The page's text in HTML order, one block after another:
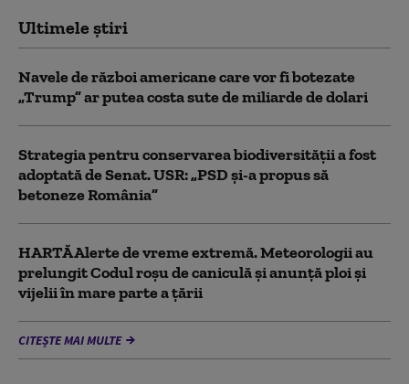
Ultimele știri
Navele de război americane care vor fi botezate
„Trump” ar putea costa sute de miliarde de dolari
Strategia pentru conservarea biodiversității a fost
adoptată de Senat. USR: „PSD și-a propus să
betoneze România”
HARTĂ Alerte de vreme extremă. Meteorologii au
prelungit Codul roșu de caniculă și anunță ploi și
vijelii în mare parte a țării
CITEȘTE MAI MULTE